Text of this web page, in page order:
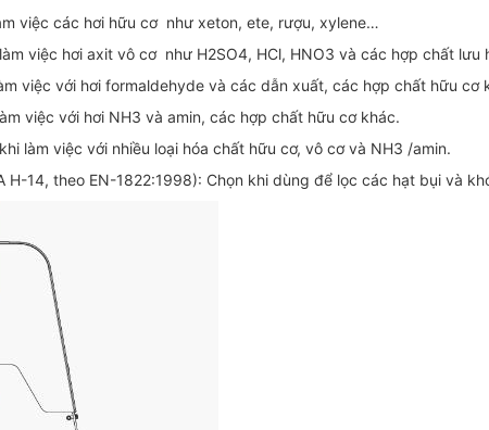
việc các hơi hữu cơ như xeton, ete, rượu, xylene…
việc hơi axit vô cơ như H2SO4, HCl, HNO3 và các hợp chất
việc với hơi formaldehyde và các dẫn xuất, các hợp chất hữu cơ
việc với hơi NH3 và amin, các hợp chất hữu cơ khác.
làm việc với nhiều loại hóa chất hữu cơ, vô cơ và NH3 /amin.
H-14, theo EN-1822:1998): Chọn khi dùng để lọc các hạt bụi và